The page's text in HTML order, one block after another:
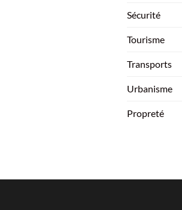
Sécurité
Tourisme
Transports
Urbanisme
Propreté